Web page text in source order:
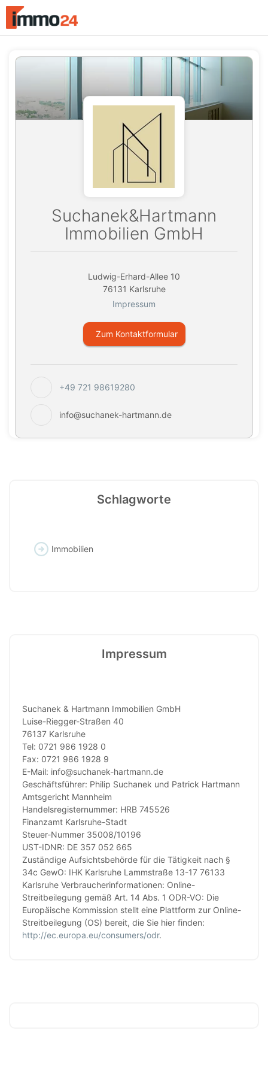
Accessibility
Modus
Navigation
Suchanek&Hartmann
Immobilien GmbH
Ludwig-Erhard-Allee 10
76131 Karlsruhe
Impressum
Zum Kontaktformular
+49 721 98619280
info@suchanek-hartmann.de
Schlagworte
Immobilien
Impressum
Suchanek & Hartmann Immobilien GmbH
Luise-Riegger-Straßen 40
76137 Karlsruhe
Tel: 0721 986 1928 0
Fax: 0721 986 1928 9
E-Mail: info@suchanek-hartmann.de
Geschäftsführer: Philip Suchanek und Patrick Hartmann
Amtsgericht Mannheim
Handelsregisternummer: HRB 745526
Finanzamt Karlsruhe-Stadt
Steuer-Nummer 35008/10196
UST-IDNR: DE 357 052 665
Zuständige Aufsichtsbehörde für die Tätigkeit nach §
34c GewO: IHK Karlsruhe Lammstraße 13-17 76133
Karlsruhe Verbraucherinformationen: Online-
Streitbeilegung gemäß Art. 14 Abs. 1 ODR-VO: Die
Europäische Kommission stellt eine Plattform zur Online-
Streitbeilegung (OS) bereit, die Sie hier finden:
http://ec.europa.eu/consumers/odr.